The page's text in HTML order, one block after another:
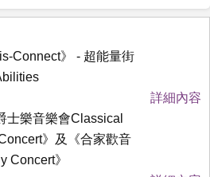
Connect》 - 超能量街
詳細內容
士樂音樂會Classical
》及《合家歡音
Concert》